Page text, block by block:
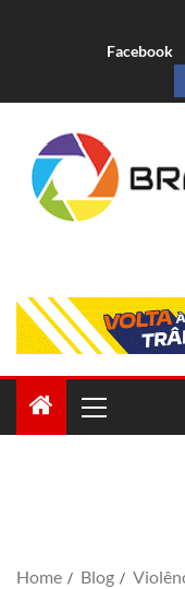
Facebook
Home Blog